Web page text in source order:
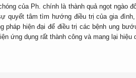
của Ph. chính là thành quả ngọt ngào
quyết tâm tìm hướng điều trị của gia
pháp hiện đại để điều trị các bệnh ung
ứng dụng rất thành công và mang lại hiệu